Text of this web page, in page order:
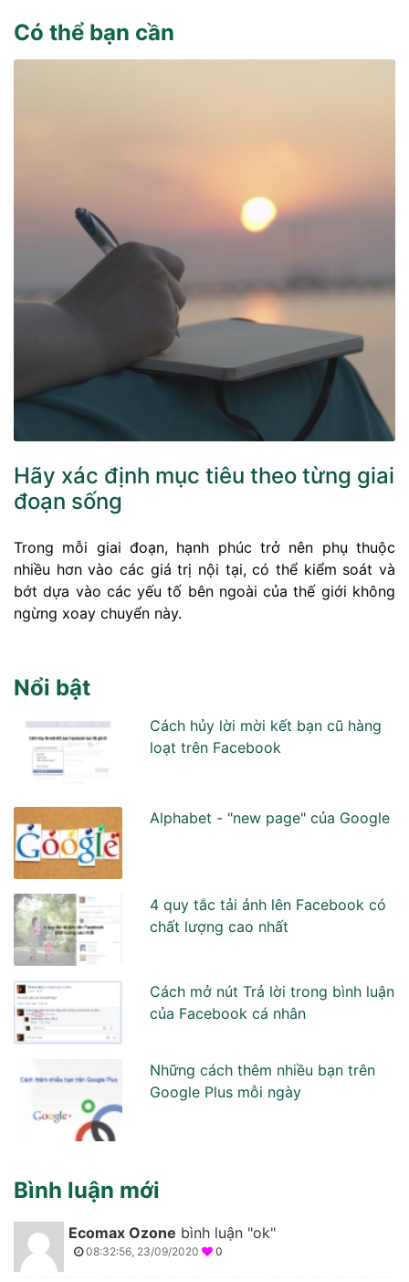
Có thể bạn cần
Hãy xác định mục tiêu theo từng giai
đoạn sống
Trong mỗi giai đoạn, hạnh phúc trở nên phụ thuộc
nhiều hơn vào các giá trị nội tại, có thể kiểm soát và
bớt dựa vào các yếu tố bên ngoài của thế giới không
ngừng xoay chuyển này.
Nổi bật
Cách hủy lời mời kết bạn cũ hàng
loạt trên Facebook
Alphabet - "new page" của Google
4 quy tắc tải ảnh lên Facebook có
chất lượng cao nhất
Cách mở nút Trả lời trong bình luận
của Facebook cá nhân
Những cách thêm nhiều bạn trên
Google Plus mỗi ngày
Bình luận mới
Ecomax Ozone bình luận "ok"
08:32:56, 23/09/2020 0